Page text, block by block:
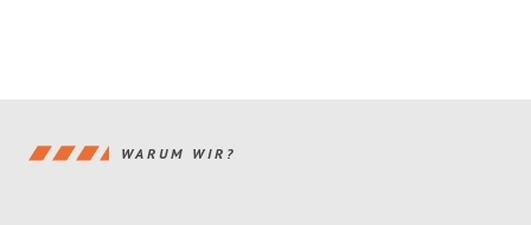
WARUM WIR?